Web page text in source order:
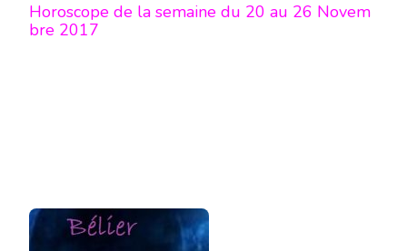
Horoscope de la semaine du 20 au 26 Novem
bre 2017